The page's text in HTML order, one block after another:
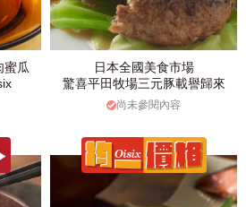
蜜瓜
日本全國美食市場
驚喜平田牧場三元豚載譽歸來
尚未參閱內容